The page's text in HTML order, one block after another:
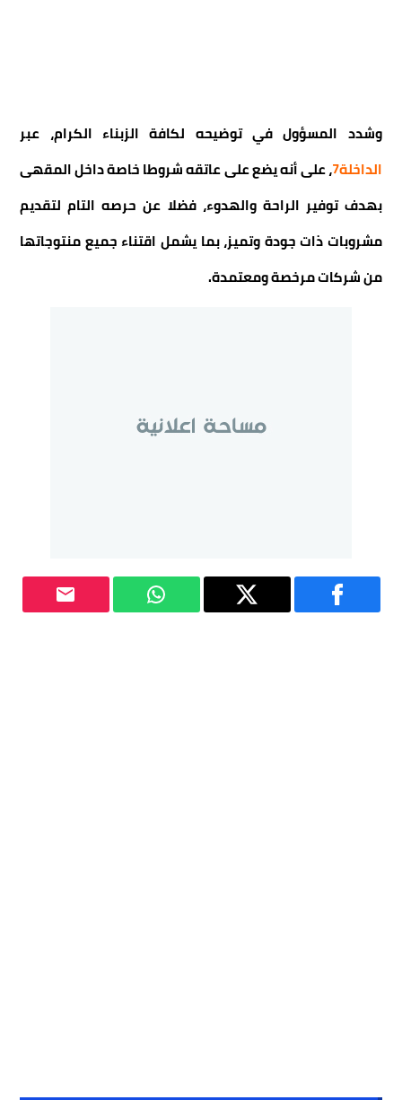
وشدد المسؤول في توضيحه لكافة الزبناء الكرام، عبر
الداخلة7 ، على أنه يضع على عاتقه شروطا خاصة داخل المقهى
بهدف توفير الراحة والهدوء، فضلا عن حرصه التام لتقديم
مشروبات ذات جودة وتميز، بما يشمل اقتناء جميع منتوجاتها
من شركات مرخصة ومعتمدة.